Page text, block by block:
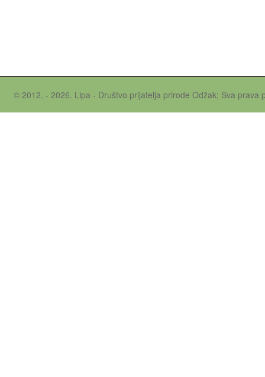
© 2012. - 2026. Lipa - Društvo prijatelja prirode Odžak; Sva prava